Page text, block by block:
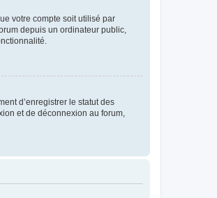
votre compte soit utilisé par
depuis un ordinateur public,
d’enregistrer le statut des
et de déconnexion au forum,